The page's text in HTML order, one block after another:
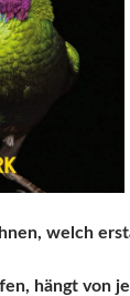
welch
hängt von